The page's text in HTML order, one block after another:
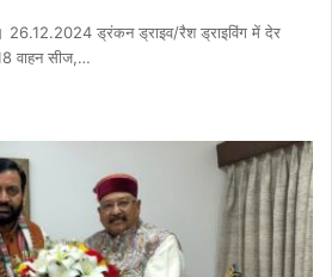
26.12.2024 ड्रंकन ड्राइव/रैश ड्राइविंग में देर
वाहन सीज,…